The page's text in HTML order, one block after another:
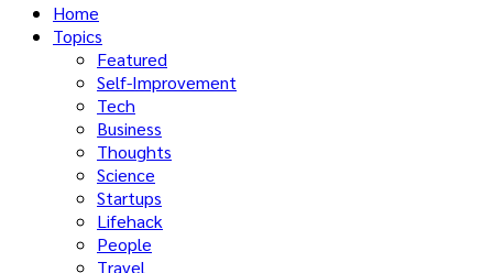
Home
Topics
Featured
Self-Improvement
Tech
Business
Thoughts
Science
Startups
Lifehack
People
Travel